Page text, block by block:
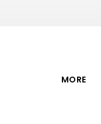
MORE